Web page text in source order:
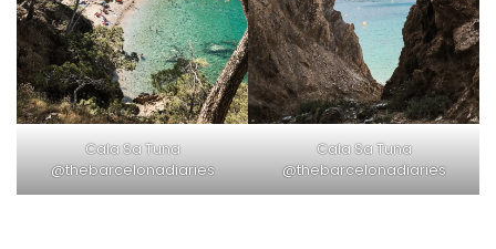
Cala Sa Tuna
@thebarcelonadiaries
Cala Sa Tuna
@thebarcelonadiaries